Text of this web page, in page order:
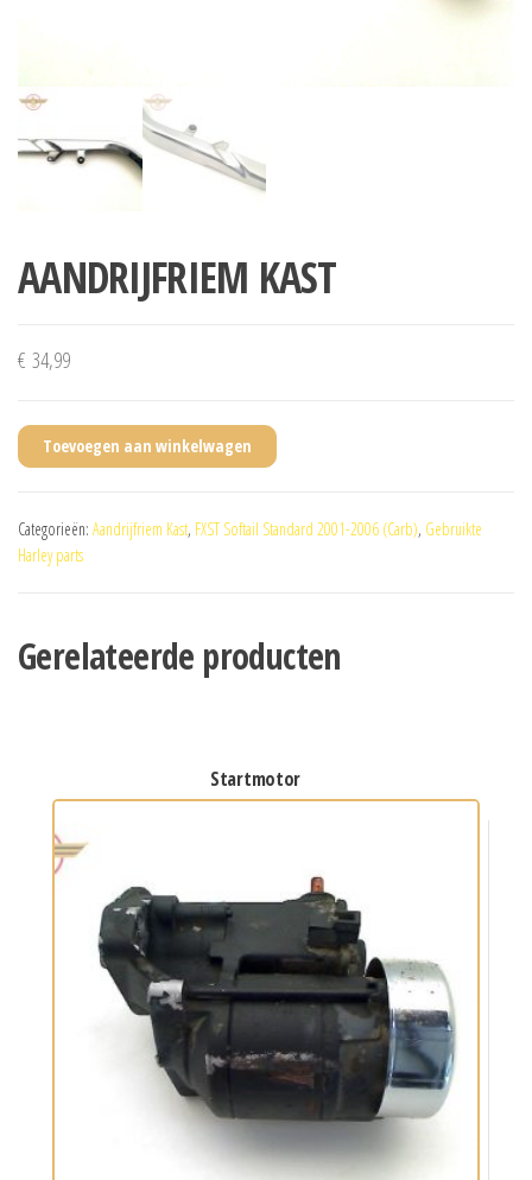
AANDRIJFRIEM KAST
€ 34,99
Toevoegen aan winkelwagen
Categorieën: Aandrijfriem Kast, FXST Softail Standard 2001-2006 (Carb), Gebruikte
Harley parts
Gerelateerde producten
startmotor